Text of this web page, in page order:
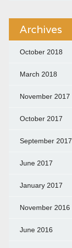
Archives
October 2018
March 2018
November 2017
October 2017
September 2017
June 2017
January 2017
November 2016
June 2016